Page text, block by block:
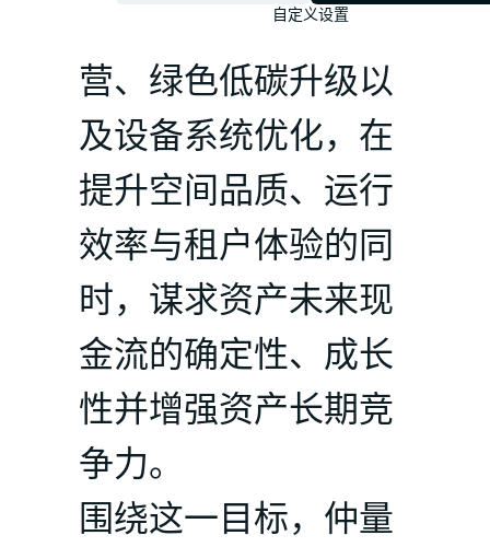
改造，通过标准化运
营、绿色低碳升级以
及设备系统优化，在
提升空间品质、运行
效率与租户体验的同
时，谋求资产未来现
金流的确定性、成长
性并增强资产长期竞
争力。
围绕这一目标，仲量
自定义设置